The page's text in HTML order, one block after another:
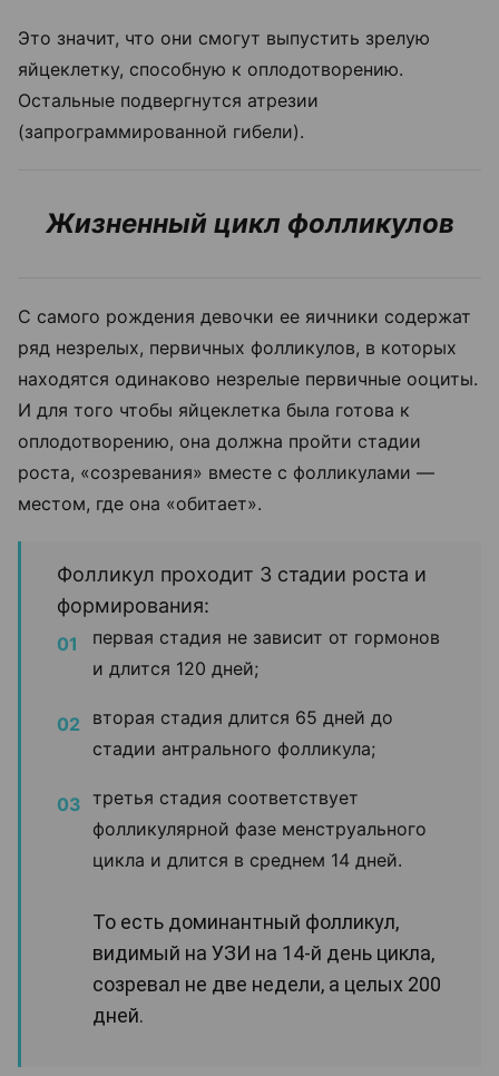
Это значит, что они смогут выпустить зрелую
яйцеклетку, способную к оплодотворению.
Остальные подвергнутся атрезии
(запрограммированной гибели).
Жизненный цикл фолликулов
С самого рождения девочки ее яичники содержат
ряд незрелых, первичных фолликулов, в которых
находятся одинаково незрелые первичные ооциты.
И для того чтобы яйцеклетка была готова к
оплодотворению, она должна пройти стадии
роста, «созревания» вместе с фолликулами —
местом, где она «обитает».
Фолликул проходит 3 стадии роста и
формирования:
первая стадия не зависит от гормонов
и длится 120 дней;
вторая стадия длится 65 дней до
стадии антрального фолликула;
третья стадия соответствует
фолликулярной фазе менструального
цикла и длится в среднем 14 дней.
То есть доминантный фолликул,
видимый на УЗИ на 14-й день цикла,
созревал не две недели, а целых 200
дней.